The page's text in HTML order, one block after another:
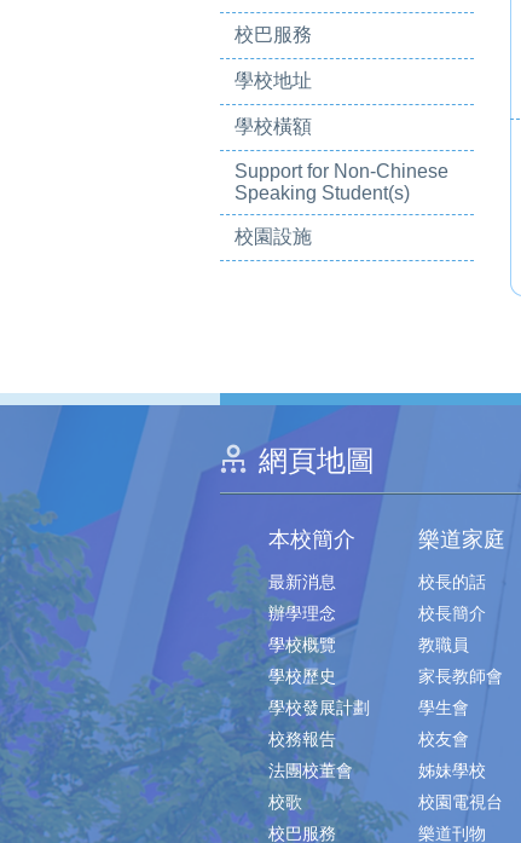
校巴服務
學校地址
學校橫額
Support for Non-Chinese
Speaking Student(s)
校園設施
網頁地圖
本校簡介
最新消息
辦學理念
學校概覽
學校歷史
學校發展計劃
校務報告
法團校董會
校歌
校巴服務
樂道家庭
校長的話
校長簡介
教職員
家長教師會
學生會
校友會
姊妹學校
校園電視台
樂道刊物